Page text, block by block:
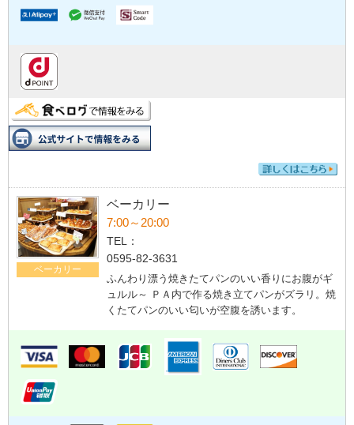
ベーカリー
ベーカリー
7:00～20:00
TEL：
0595-82-3631
ふんわり漂う焼きたてパンのいい香りにお腹がギ
ュルル～ ＰＡ内で作る焼き立てパンがズラリ。焼
くたてパンのいい匂いが空腹を誘います。